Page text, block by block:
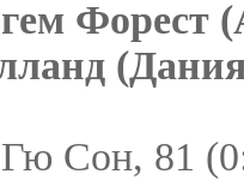
Форест
Сон, 81